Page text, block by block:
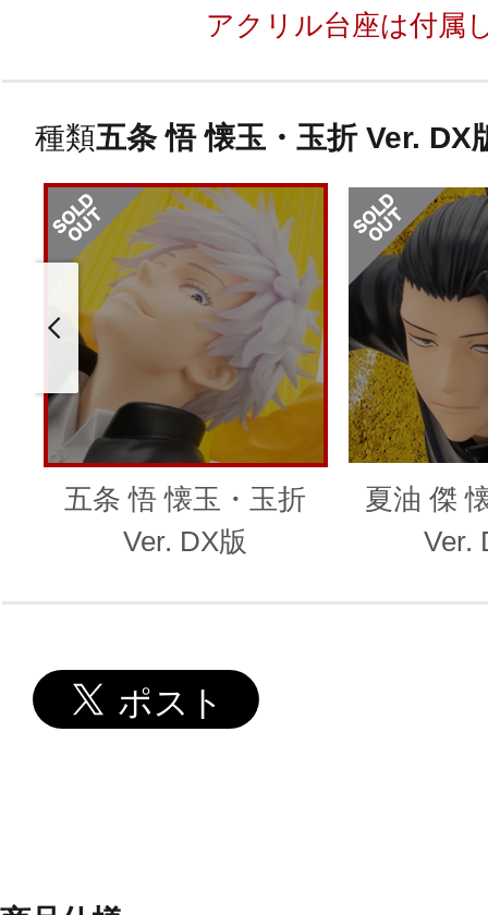
アクリル台座は付属
種類五条 悟 懐玉・玉折 Ver. DX
五条 悟 懐玉・玉折
Ver. DX版
夏油 傑
Ver.